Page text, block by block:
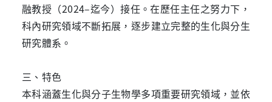
融教授（2024–迄今）接任。在歷任主任之努力下，
科內研究領域不斷拓展，逐步建立完整的生化與分生
研究體系。
三、特色
本科涵蓋生化與分子生物學多項重要研究領域，並依